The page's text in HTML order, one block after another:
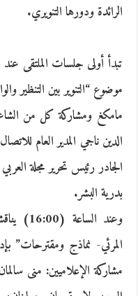
الرائدة ودورها التنويري.
موضوع “التنوير بين التنظير
مامكغ ومشاركة كل من
الدين ناجي المدير العام
الجادر رئيس تحرير مجلة
بدرية البشر.
وعند
المرئي- نماذج ومقترحات”
مشاركة الإعلاميين: منى